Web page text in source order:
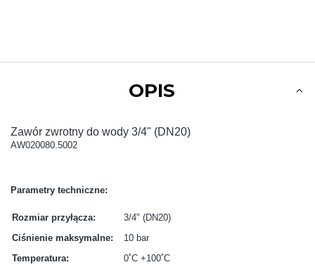
OPIS
Zawór zwrotny do wody 3/4" (DN20)
AW020080.5002
Parametry techniczne:
Rozmiar przyłącza:
3/4" (DN20)
Ciśnienie maksymalne:
10 bar
Temperatura:
0˚C +100˚C